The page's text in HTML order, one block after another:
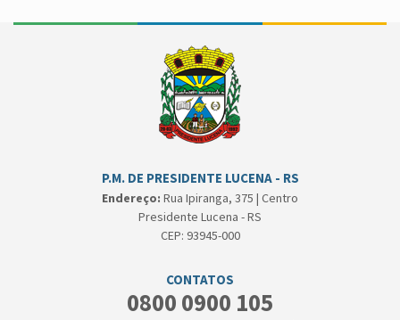
P.M. DE PRESIDENTE LUCENA - RS
Endereço: Rua Ipiranga, 375 | Centro
Presidente Lucena - RS
CEP: 93945-000
CONTATOS
0800 0900 105